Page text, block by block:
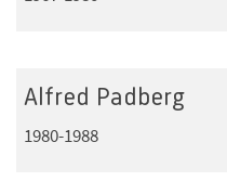
Alfred Padberg
1980-1988